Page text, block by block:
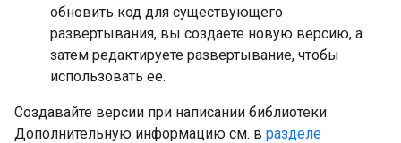
обновить код для существующего
развертывания, вы создаете новую версию, а
затем редактируете развертывание, чтобы
использовать ее.
Создавайте версии при написании библиотеки.
Дополнительную информацию см. в разделе